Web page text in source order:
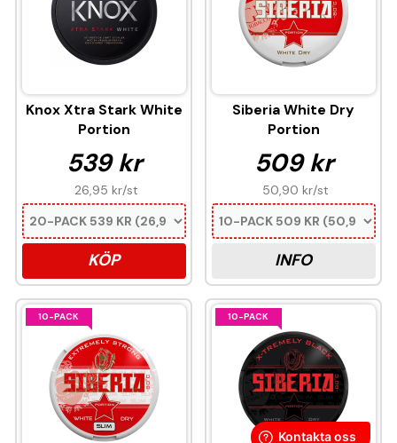
Knox Xtra Stark White
Portion
539 kr
26,95 kr/st
KÖP
Siberia White Dry
Portion
509 kr
50,90 kr/st
INFO
10-PACK 10-PACK